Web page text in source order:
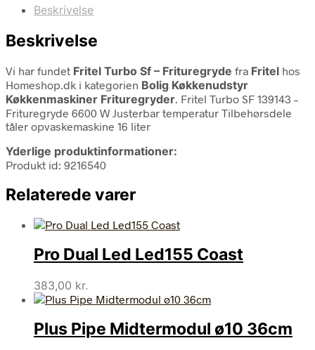
Beskrivelse
Beskrivelse
Vi har fundet Fritel Turbo Sf – Frituregryde fra Fritel hos
Homeshop.dk i kategorien Bolig Køkkenudstyr
Køkkenmaskiner Frituregryder. Fritel Turbo SF 139143 –
Frituregryde 6600 W Justerbar temperatur Tilbehørsdele
tåler opvaskemaskine 16 liter
Yderlige produktinformationer:
Produkt id: 9216540
Relaterede varer
Pro Dual Led Led155 Coast
383,00 kr.
Plus Pipe Midtermodul ø10 36cm